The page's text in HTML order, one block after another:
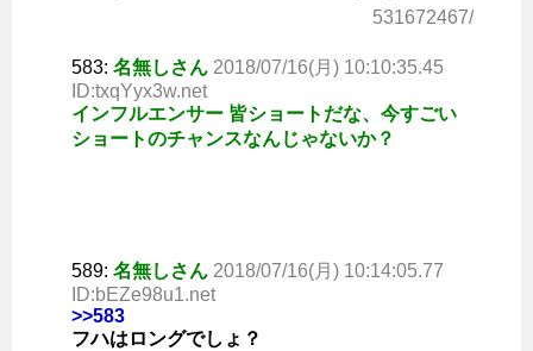
531672467/
583: 名無しさん 2018/07/16(月) 10:10:35.45
ID:txqYyx3w.net
インフルエンサー 皆ショートだな、今すごい
ショートのチャンスなんじゃないか？
589: 名無しさん 2018/07/16(月) 10:14:05.77
ID:bEZe98u1.net
>>583
フハはロングでしょ？